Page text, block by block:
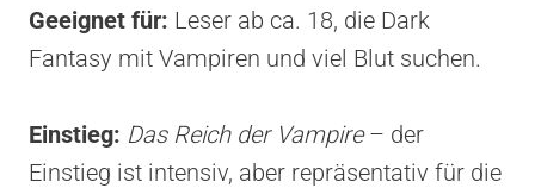
Geeignet für: Leser ab ca. 18, die Dark
Fantasy mit Vampiren und viel Blut suchen.
Einstieg: Das Reich der Vampire– der
Einstieg ist intensiv, aber repräsentativ für die